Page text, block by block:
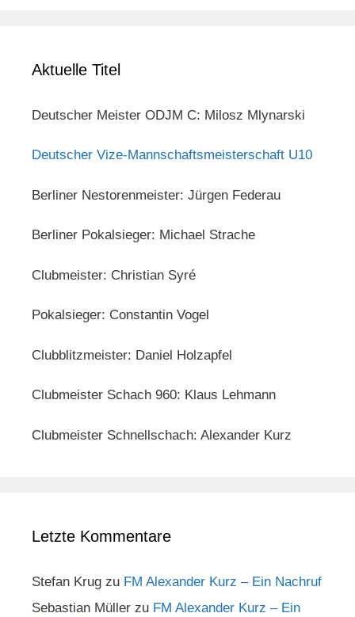
Aktuelle Titel
Deutscher Meister ODJM C: Milosz Mlynarski
Deutscher Vize-Mannschaftsmeisterschaft U10
Berliner Nestorenmeister: Jürgen Federau
Berliner Pokalsieger: Michael Strache
Clubmeister: Christian Syré
Pokalsieger: Constantin Vogel
Clubblitzmeister: Daniel Holzapfel
Clubmeister Schach 960: Klaus Lehmann
Clubmeister Schnellschach: Alexander Kurz
Letzte Kommentare
Stefan Krug zu FM Alexander Kurz – Ein Nachruf
Sebastian Müller zu FM Alexander Kurz – Ein